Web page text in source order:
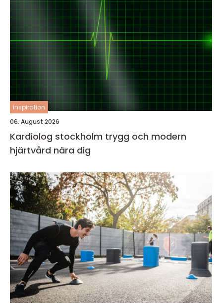
inspiration
06. August 2026
Kardiolog stockholm trygg och modern
hjärtvård nära dig